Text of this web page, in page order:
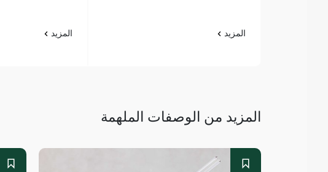
المزيد المزيد
المزيد من الوصفات الملهمة